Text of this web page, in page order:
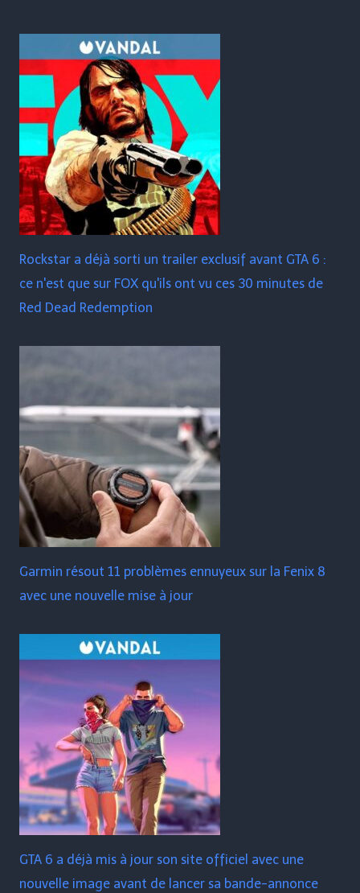
Rockstar a déjà sorti un trailer exclusif avant GTA 6 :
ce n'est que sur FOX qu'ils ont vu ces 30 minutes de
Red Dead Redemption
Garmin résout 11 problèmes ennuyeux sur la Fenix ​​​​8
avec une nouvelle mise à jour
GTA 6 a déjà mis à jour son site officiel avec une
nouvelle image avant de lancer sa bande-annonce